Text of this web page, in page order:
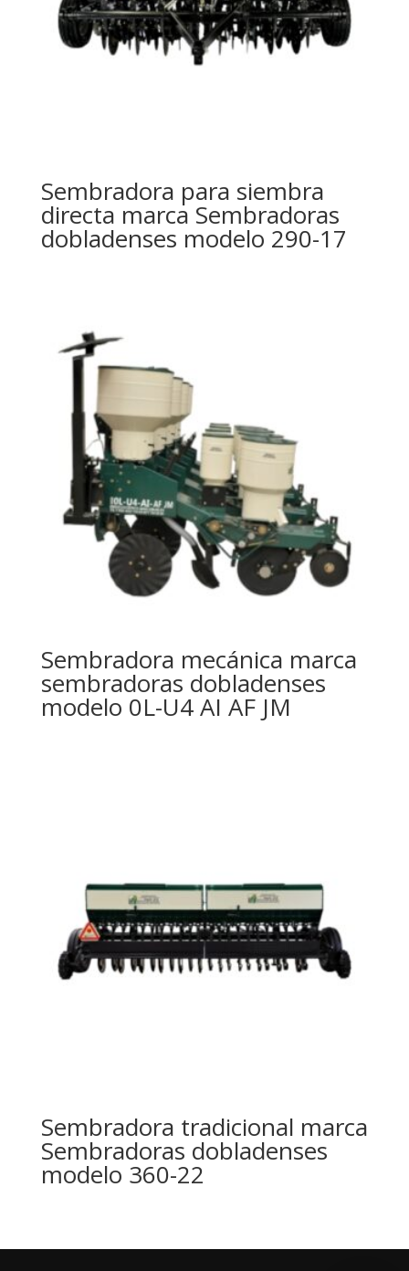
Sembradora para siembra
directa marca Sembradoras
dobladenses modelo 290-17
Sembradora mecánica marca
sembradoras dobladenses
modelo 0L-U4 AI AF JM
Sembradora tradicional marca
Sembradoras dobladenses
modelo 360-22